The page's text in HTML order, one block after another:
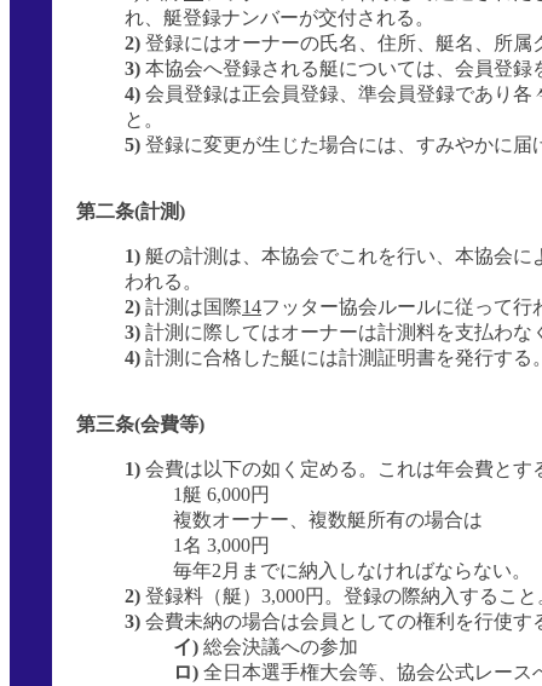
れ、艇登録ナンバーが交付される。
2) 登録にはオーナーの氏名、住所、艇名、所属
3) 本協会へ登録される艇については、会員登
4) 会員登録は正会員登録、準会員登録であり
と。
5) 登録に変更が生じた場合には、すみやかに届
第二条(計測)
1) 艇の計測は、本協会でこれを行い、本協会
われる。
2) 計測は国際14フッター協会ルールに従って行
3) 計測に際してはオーナーは計測料を支払わな
4) 計測に合格した艇には計測証明書を発行する
第三条(会費等)
1) 会費は以下の如く定める。これは年会費とす
1艇 6,000円
複数オーナー、複数艇所有の場合は
1名 3,000円
毎年2月までに納入しなければならない。
2) 登録料（艇）3,000円。登録の際納入すること
3) 会費未納の場合は会員としての権利を行使す
イ) 総会決議への参加
ロ) 全日本選手権大会等、協会公式レース